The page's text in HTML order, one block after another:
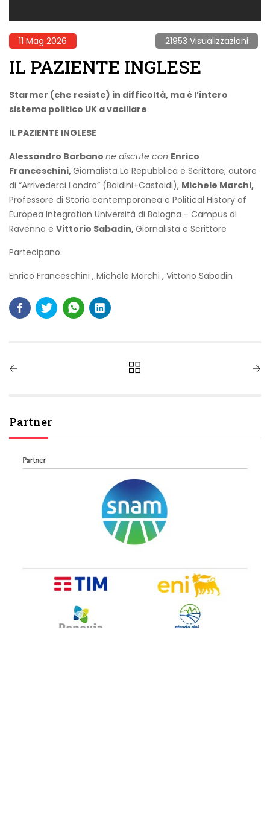
11 Mag 2026 21953 Visualizzazioni
IL PAZIENTE INGLESE
Starmer (che resiste) in difficoltà, ma è l’intero
sistema politico UK a vacillare
IL PAZIENTE INGLESE
Alessandro Barbano ne discute con Enrico
Franceschini,Giornalista La Repubblica e Scrittore, autore
di “Arrivederci Londra” (Baldini+Castoldi), Michele Marchi,
Professore di Storia contemporanea e Political History of
Europea Integration Università di Bologna - Campus di
Ravenna e Vittorio Sabadin,Giornalista e Scrittore
Partecipano:
Enrico Franceschini , Michele Marchi , Vittorio Sabadin
Partner